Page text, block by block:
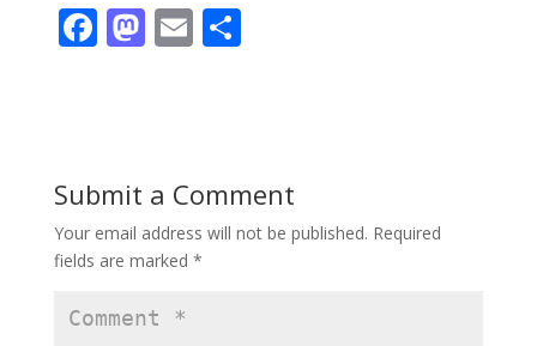
F
o
o
k
M
o
n
E S
Submit a Comment
Your email address will not be published. Required
fields are marked *